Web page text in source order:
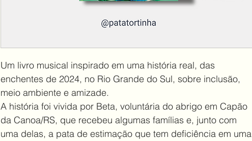
Um livro musical inspirado em uma história real, das
enchentes de 2024, no Rio Grande do Sul, sobre inclusão,
meio ambiente e amizade.
A história foi vivida por Beta, voluntária do abrigo em Capão
da Canoa/RS, que recebeu algumas famílias e, junto com
uma delas, a pata de estimação que tem deficiência em uma